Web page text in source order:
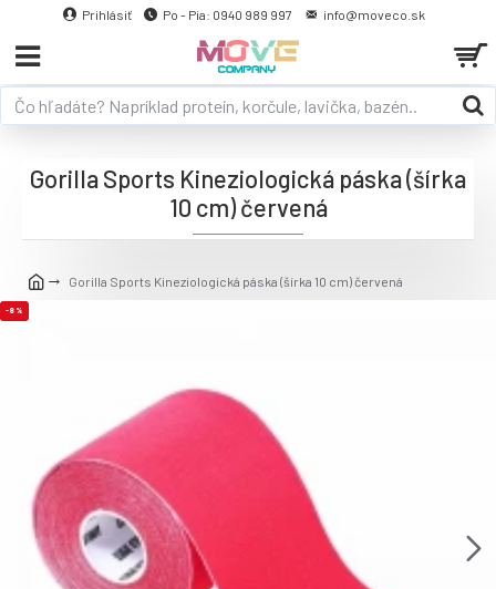
Prihlásiť Po - Pia: 0940 989 997 info@moveco.sk
Gorilla Sports Kineziologická páska (šírka 10 cm) červená
Gorilla Sports Kineziologická páska (šírka
10 cm) červená
-8 %